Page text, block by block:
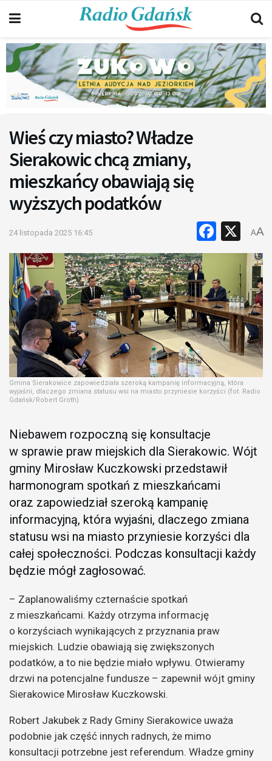
Wieś czy miasto? Władze
Sierakowic chcą zmiany,
mieszkańcy obawiają się
wyższych podatków
24 listopada 2025 16:45 X
AA
Gmina Sierakowice zapowiedziała szeroką kampanię informacyjną, która
wyjaśni, dlaczego zmiana statusu wsi na miasto przyniesie korzyści (fot. Radio
Gdańsk/Robert Groth)
Niebawem rozpoczną się konsultacje
w sprawie praw miejskich dla Sierakowic. Wójt
gminy Mirosław Kuczkowski przedstawił
harmonogram spotkań z mieszkańcami
oraz zapowiedział szeroką kampanię
informacyjną, która wyjaśni, dlaczego zmiana
statusu wsi na miasto przyniesie korzyści dla
całej społeczności. Podczas konsultacji każdy
będzie mógł zagłosować.
– Zaplanowaliśmy czternaście spotkań
z mieszkańcami. Każdy otrzyma informację
o korzyściach wynikających z przyznania praw
miejskich. Ludzie obawiają się zwiększonych
podatków, a to nie będzie miało wpływu. Otwieramy
drzwi na potencjalne fundusze – zapewnił wójt gminy
Sierakowice Mirosław Kuczkowski.
Robert Jakubek z Rady Gminy Sierakowice uważa
podobnie jak część innych radnych, że mimo
konsultacji potrzebne jest referendum. Władze gminy